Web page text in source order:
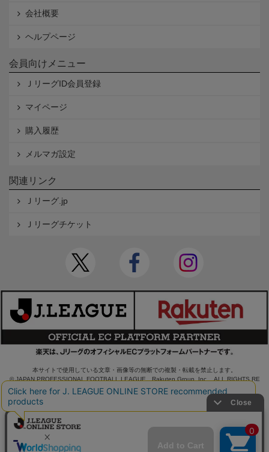
会社概要
ヘルプページ
会員向けメニュー
ＪリーグID会員登録
マイページ
購入履歴
メルマガ設定
関連リンク
Ｊリーグ.jp
Ｊリーグチケット
本サイトで使用している文章・画像等の無断での複製・転載を禁止します。
© JAPAN PROFESSIONAL FOOTBALL LEAGUE Rakuten Group, Inc. ALL RIGHTS RE
SERVED.